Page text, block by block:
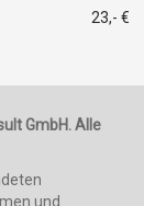
23,- €
GmbH. Alle
und